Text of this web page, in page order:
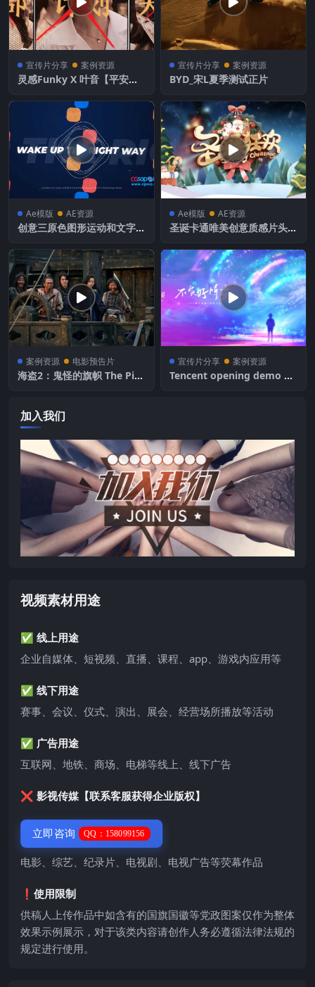
宣传片分享 案例资源
灵感Funky X 叶音【平安银
宣传片分享 案例资源
BYD_宋L夏季测试正片
Ae模版 AE资源
创意三原色图形运动和文字动
Ae模版 AE资源
圣诞卡通唯美创意质感片头A
案例资源 电影预告片
海盗2：鬼怪的旗帜 The Pira
宣传片分享 案例资源
Tencent opening demo 腾
加入我们
视频素材用途
✅ 线上用途
企业自媒体、短视频、直播、课程、app、游戏内应用等
✅ 线下用途
赛事、会议、仪式、演出、展会、经营场所播放等活动
✅ 广告用途
互联网、地铁、商场、电梯等线上、线下广告
❌ 影视传媒【联系客服获得企业版权】
立即咨询 QQ：158099156
电影、综艺、纪录片、电视剧、电视广告等荧幕作品
❗️使用限制
供稿人上传作品中如含有的国旗国徽等党政图案仅作为整体
效果示例展示，对于该类内容请创作人务必遵循法律法规的
规定进行使用。